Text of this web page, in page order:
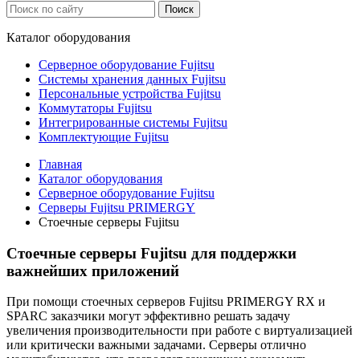
Каталог оборудования
Серверное оборудование Fujitsu
Системы хранения данных Fujitsu
Персональные устройства Fujitsu
Коммутаторы Fujitsu
Интегрированные системы Fujitsu
Комплектующие Fujitsu
Главная
Каталог оборудования
Серверное оборудование Fujitsu
Серверы Fujitsu PRIMERGY
Стоечные серверы Fujitsu
Стоечные серверы Fujitsu для поддержки
важнейших приложений
При помощи стоечных серверов Fujitsu PRIMERGY RX и
SPARC заказчики могут эффективно решать задачу
увеличения производительности при работе с виртуализацией
или критически важными задачами. Серверы отлично